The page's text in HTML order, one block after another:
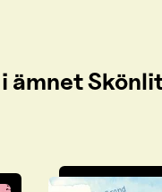
ämnet